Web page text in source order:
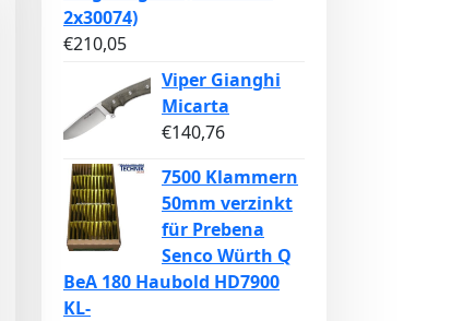
2x30074)
€210,05
Viper Gianghi
Micarta
€140,76
7500 Klammern
50mm verzinkt
für Prebena
Senco Würth Q
BeA 180 Haubold HD7900
KL-